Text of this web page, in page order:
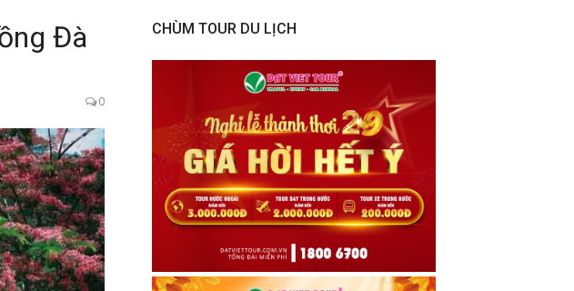
Đà
0
CHÙM TOUR DU LỊCH